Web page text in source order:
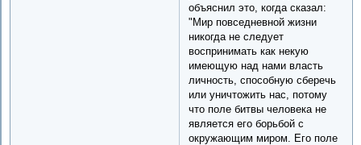
объяснил это, когда сказал:
"Мир повседневной жизни
никогда не следует
воспринимать как некую
имеющую над нами власть
личность, способную сберечь
или уничтожить нас, потому
что поле битвы человека не
является его борьбой с
окружающим миром. Его поле